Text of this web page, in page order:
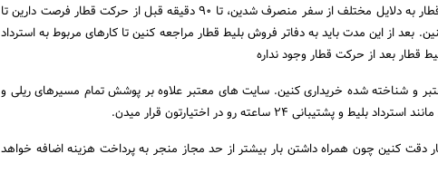
در صورتیکه بعد از خرید بلیط قطار به دلایل مختلف از سفر منصرف شدین، تا 90 دقیقه قبل از حرکت قطار فرصت دارین تا
بعد از این مدت باید به دفاتر فروش بلیط قطار مراجعه کنین تا کارهای مربوط به استرداد
قطار بعد از حرکت قطار وجود نداره
و شناخته شده خریداری کنین. سایت های معتبر علاوه بر پوشش تمام مسیرهای ریلی و
و پشتیبانی 24 ساعته رو در اختیارتون قرار میدن.
دقت کنین چون همراه داشتن بار بیشتر از حد مجاز منجر به پرداخت هزینه اضافه خواهد